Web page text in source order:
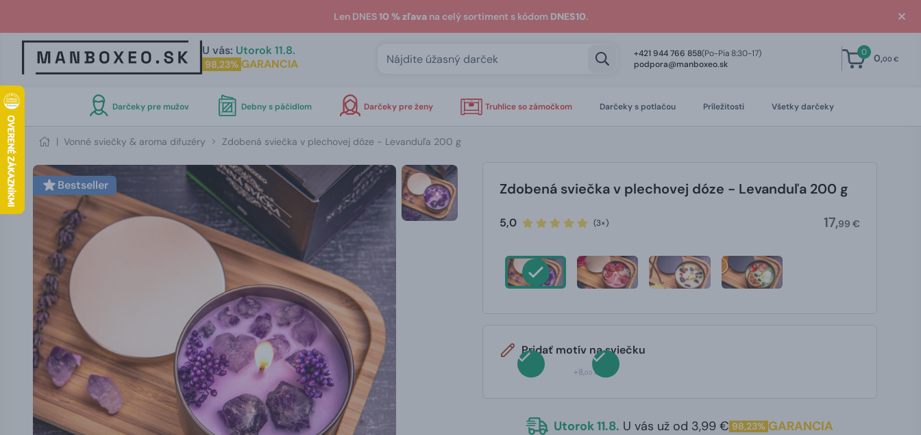
Len DNES10 % zľavana celý sortiment s kódom DNES10.
U vás: Utorok 11.8.
98,23% GARANCIA
+421 944 766 858(Po-Pia 8:30-17)
podpora@manboxeo.sk
0 0,00 €
Darčeky pre mužov Debny s páčidlom Darčeky pre ženy Truhlice so zámočkom Darčeky s potlačou Príležitosti Všetky darčeky
| Vonné sviečky & aroma difuzéry Zdobená sviečka v plechovej dóze - Levanduľa 200 g
Bestseller Zdobená sviečka v plechovej dóze - Levanduľa 200 g
5,0 (3×) 17,99 €
Pridať motív na sviečku
+8,00 €
Utorok 11.8. U vás už od 3,99 € 98,23% GARANCIA